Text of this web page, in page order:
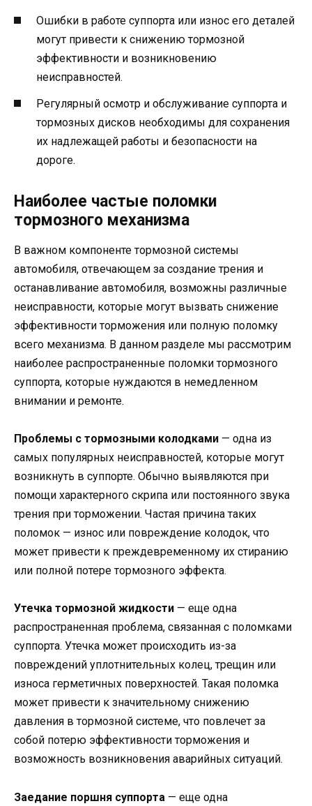
Ошибки в работе суппорта или износ его деталей
могут привести к снижению тормозной
эффективности и возникновению
неисправностей.
Регулярный осмотр и обслуживание суппорта и
тормозных дисков необходимы для сохранения
их надлежащей работы и безопасности на
дороге.
Наиболее частые поломки
тормозного механизма
В важном компоненте тормозной системы
автомобиля, отвечающем за создание трения и
останавливание автомобиля, возможны различные
неисправности, которые могут вызвать снижение
эффективности торможения или полную поломку
всего механизма. В данном разделе мы рассмотрим
наиболее распространенные поломки тормозного
суппорта, которые нуждаются в немедленном
внимании и ремонте.
Проблемы с тормозными колодками — одна из
самых популярных неисправностей, которые могут
возникнуть в суппорте. Обычно выявляются при
помощи характерного скрипа или постоянного звука
трения при торможении. Частая причина таких
поломок — износ или повреждение колодок, что
может привести к преждевременному их стиранию
или полной потере тормозного эффекта.
Утечка тормозной жидкости — еще одна
распространенная проблема, связанная с поломками
суппорта. Утечка может происходить из-за
повреждений уплотнительных колец, трещин или
износа герметичных поверхностей. Такая поломка
может привести к значительному снижению
давления в тормозной системе, что повлечет за
собой потерю эффективности торможения и
возможность возникновения аварийных ситуаций.
Заедание поршня суппорта — еще одна